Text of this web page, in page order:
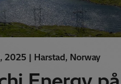
2025 | Harstad, Norway